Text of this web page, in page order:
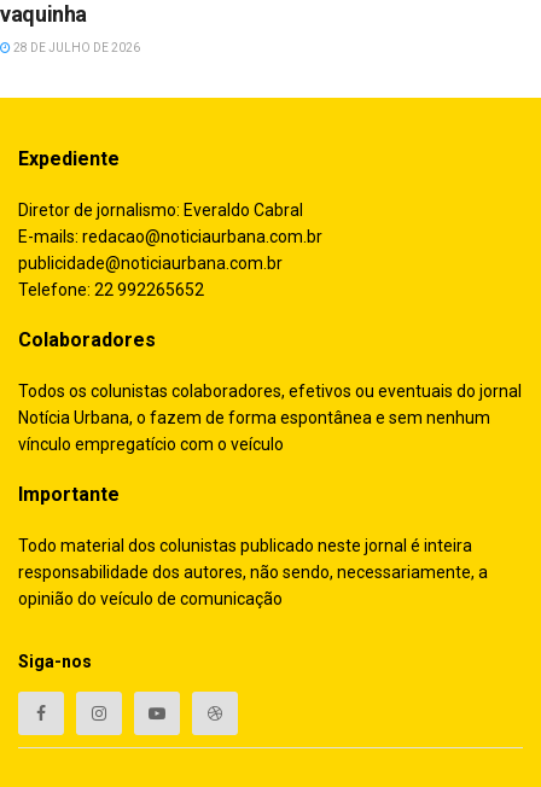
vaquinha
28 DE JULHO DE 2026
Expediente
Diretor de jornalismo: Everaldo Cabral
E-mails: redacao@noticiaurbana.com.br
publicidade@noticiaurbana.com.br
Telefone: 22 992265652
Colaboradores
Todos os colunistas colaboradores, efetivos ou eventuais do jornal
Notícia Urbana, o fazem de forma espontânea e sem nenhum
vínculo empregatício com o veículo
Importante
Todo material dos colunistas publicado neste jornal é inteira
responsabilidade dos autores, não sendo, necessariamente, a
opinião do veículo de comunicação
Siga-nos